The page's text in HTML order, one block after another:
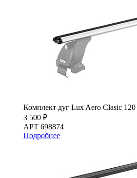
Комплект дуг Lux Aero Clasic
3 500 ₽
АРТ 698874
Подробнее